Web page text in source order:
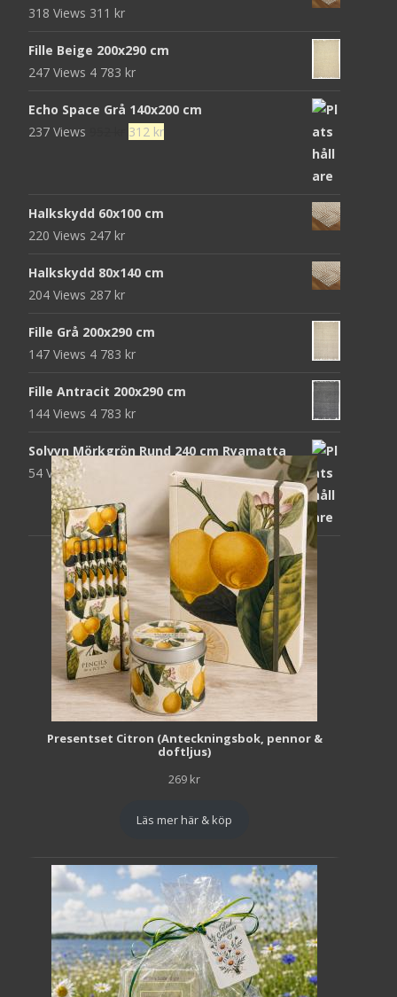
318 Views 311 kr
Fille Beige 200x290 cm
247 Views 4 783 kr
Echo Space Grå 140x200 cm
237 Views
Det
952 kr.
312 krDet
Halkskydd 60x100 cm
220 Views 247 kr
Halkskydd 80x140 cm
204 Views 287 kr
Fille Grå 200x290 cm
147 Views 4 783 kr
Fille Antracit 200x290 cm
144 Views 4 783 kr
Solvyn Mörkgrön Rund 240 cm Ryamatta
54 Views1 871
Presentset Citron (Anteckningsbok, pennor &
doftljus)
269 kr
Läs mer här & köp